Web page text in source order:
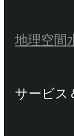
地理空間
サービス